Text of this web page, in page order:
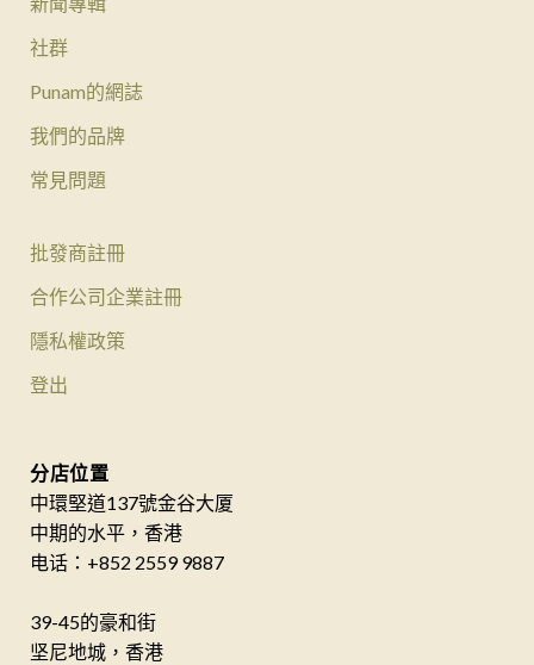
社群
Punam的網誌
我們的品牌
常見問題
批發商註冊
合作公司企業註冊
隱私權政策
登出
分店位置
中環堅道137號金谷大厦
中期的水平，香港
电话：+852 2559 9887
39-45的豪和街
坚尼地城，香港